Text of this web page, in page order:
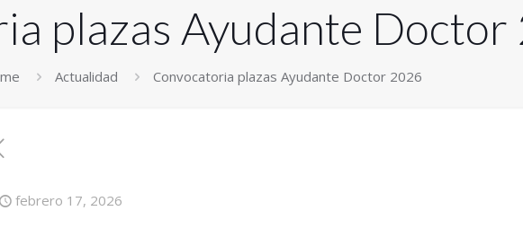
plazas Ayudante Doctor
Actualidad Convocatoria plazas Ayudante Doctor 2026
febrero 17, 2026